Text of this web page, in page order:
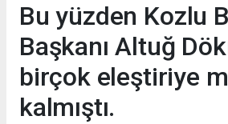
Bu yüzden Kozlu
Başkanı Altuğ
birçok eleştiriye
kalmıştı.